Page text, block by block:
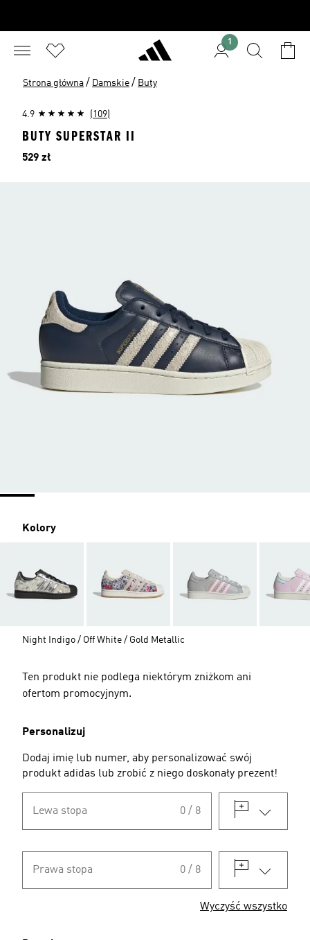
1
Strona główna / Damskie / Buty
4.9 (109)
BUTY SUPERSTAR II
Cena
529 zł
Kolory
Night Indigo / Off White / Gold Metallic
Ten produkt nie podlega niektórym zniżkom ani
ofertom promocyjnym.
Personalizuj
Dodaj imię lub numer, aby personalizować swój
produkt adidas lub zrobić z niego doskonały prezent!
Lewa stopa 0 / 8
Prawa stopa 0 / 8
Wyczyść wszystko